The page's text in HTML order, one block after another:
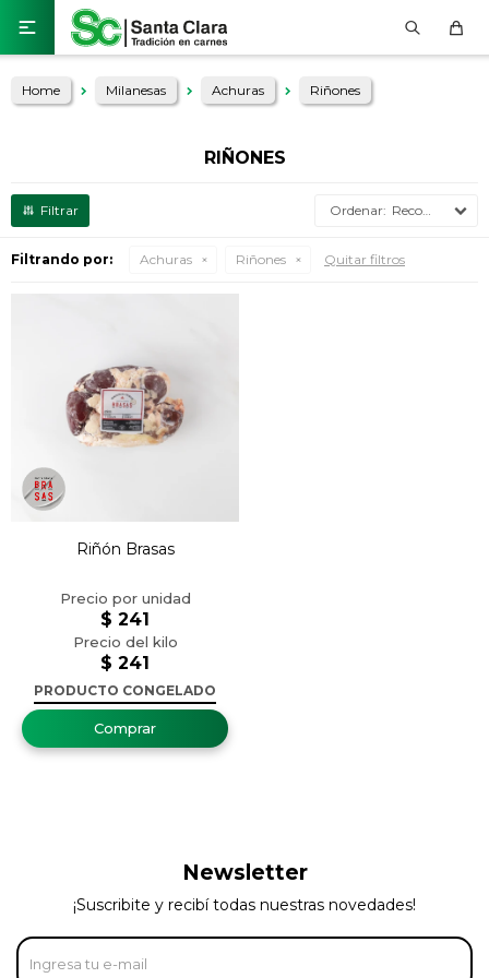

Home Milanesas Achuras Riñones
RIÑONES
Recomendados
Filtrando por: Achuras Riñones Quitar filtros
Riñón Brasas
$ 241
$ 241
PRODUCTO CONGELADO
Newsletter
¡Suscribite y recibí todas nuestras novedades!